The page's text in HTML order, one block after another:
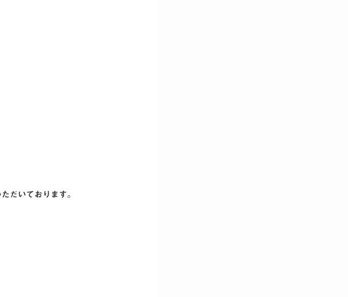
だいております。